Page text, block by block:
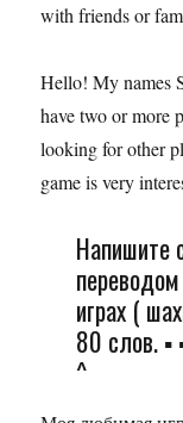
with friends or
Hello! My names
have two or more
looking for other
game is very
Напишите
играх (
80 слов. ▪
^